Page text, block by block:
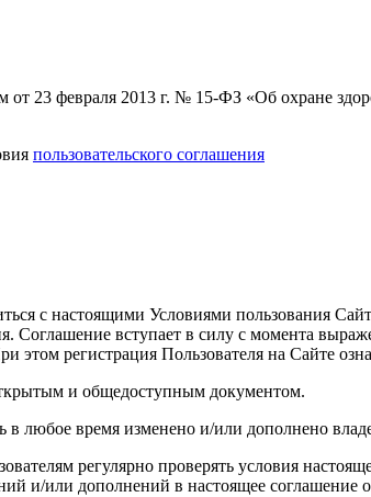
от 23 февраля 2013 г. № 15-ФЗ «Об охране
пользовательского соглашения
с настоящими Условиями пользования
Соглашение вступает в силу с момента
этом регистрация Пользователя на Сайте
и общедоступным документом.
любое время изменено и/или дополнено
регулярно проверять условия
и/или дополнений в настоящее